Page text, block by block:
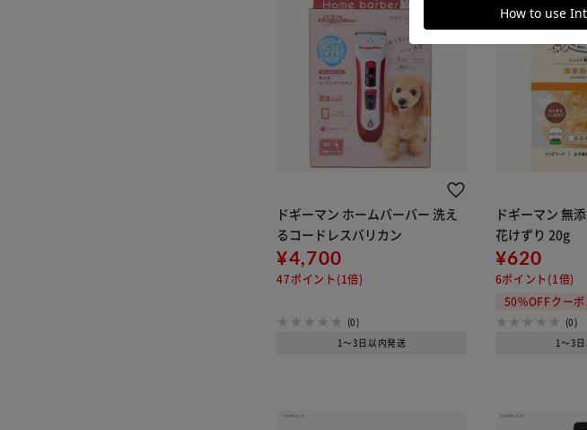
ドギーマン ホームバーバー 洗え
るコードレスバリカン
¥4,700
47ポイント(1倍)
(0)
1～3日以内発送
ドギーマン 無
花けずり 20g
¥620
6ポイント(1倍)
50%OFFクーポ
(0)
1～3